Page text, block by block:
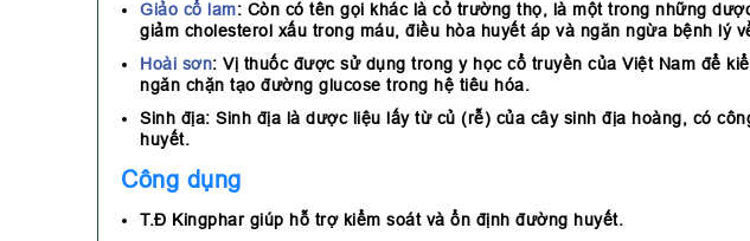
Giảo cổ lam: Còn có tên gọi khác là cỏ trường thọ, là một trong những
giảm cholesterol xấu trong máu, điều hòa huyết áp và ngăn ngừa bệnh lý
Hoài sơn: Vị thuốc được sử dụng trong y học cổ truyền của Việt Nam để
ngăn chặn tạo đường glucose trong hệ tiêu hóa.
Sinh địa: Sinh địa là dược liệu lấy từ củ (rễ) của cây sinh địa hoàng, có
huyết.
Công dụng
T.Đ Kingphar giúp hỗ trợ kiểm soát và ổn định đường huyết.